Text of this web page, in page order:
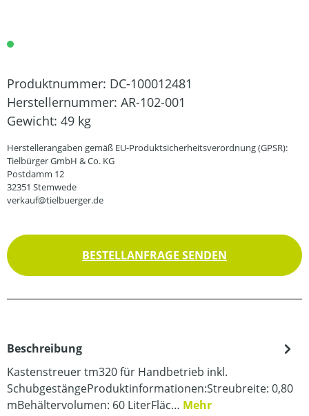
Produktnummer: DC-100012481
Herstellernummer: AR-102-001
Gewicht: 49 kg
Herstellerangaben gemäß EU-Produktsicherheitsverordnung (GPSR):
Tielbürger GmbH & Co. KG
Postdamm 12
32351 Stemwede
verkauf@tielbuerger.de
BESTELLANFRAGE SENDEN
Beschreibung
Kastenstreuer tm320 für Handbetrieb inkl.
SchubgestängeProduktinformationen:Streubreite: 0,80
mBehältervolumen: 60 LiterFläc… Mehr